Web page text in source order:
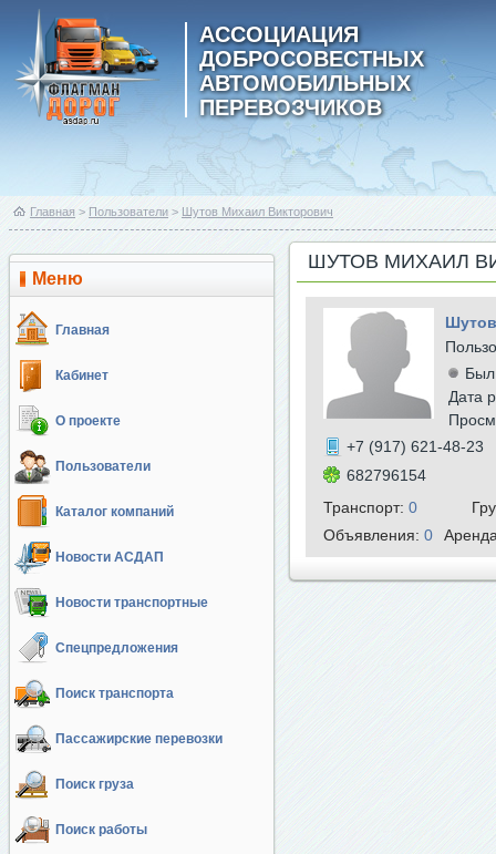
АССОЦИАЦИЯ
ДОБРОСОВЕСТНЫХ
АВТОМОБИЛЬНЫХ
ПЕРЕВОЗЧИКОВ
Главная > Пользователи > Шутов Михаил Викторович
Меню
Главная
Кабинет
О проекте
Пользователи
Каталог компаний
Новости АСДАП
Новости транспортные
Спецпредложения
Поиск транспорта
Пассажирские перевозки
Поиск груза
Поиск работы
ШУТОВ МИХАИЛ
Был
Дата
+7 (917) 621-48-23
682796154
Транспорт: 0
Объявления: 0